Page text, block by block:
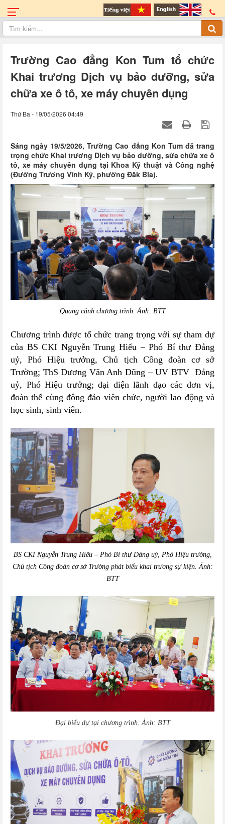
Trường Cao đẳng Kon Tum tổ chức
Khai trương Dịch vụ bảo dưỡng, sửa
chữa xe ô tô, xe máy chuyên dụng
Thứ Ba - 19/05/2026 04:49
Sáng ngày 19/5/2026, Trường Cao đẳng Kon Tum đã trang
trọng chức Khai trương Dịch vụ bảo dưỡng, sửa chữa xe ô
tô, xe máy chuyên dụng tại Khoa Kỹ thuật và Công nghệ
(Đường Trương Vĩnh Ký, phường Đăk Bla).
Quang cảnh chương trình. Ảnh: BTT
Chương trình được tổ chức trang trọng với sự tham dự
của BS CKI Nguyễn Trung Hiếu – Phó Bí thư Đảng
uỷ, Phó Hiệu trưởng, Chủ tịch Công đoàn cơ sở
Trường; ThS Dương Văn Anh Dũng – UV BTV Đảng
uỷ, Phó Hiệu trưởng; đại diện lãnh đạo các đơn vị,
đoàn thể cùng đông đảo viên chức, người lao động và
học sinh, sinh viên.
BS CKI Nguyễn Trung Hiếu – Phó Bí thư Đảng uỷ, Phó Hiệu trưởng,
Chủ tịch Công đoàn cơ sở Trường phát biểu khai trương sự kiện. Ảnh:
BTT
Đại biểu dự tại chương trình. Ảnh: BTT